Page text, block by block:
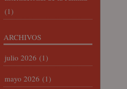
(1)
ARCHIVOS
julio 2026 (1)
mayo 2026 (1)